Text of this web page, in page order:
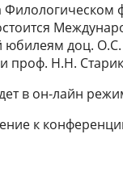
Филологическом
доц. О.С.
проф. Н.Н.
в он-лайн
к